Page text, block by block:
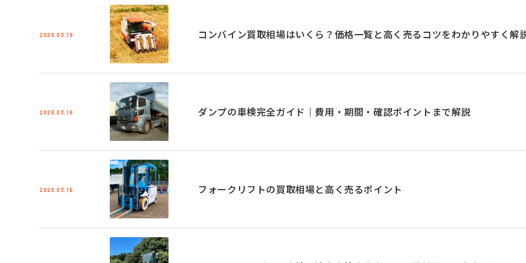
2026.03.19 コンバイン買取相場はいくら？価格一覧と高く売るコツをわかりやすく解
2026.03.16 ダンプの車検完全ガイド｜費用・期間・確認ポイントまで解説
2026.03.16 フォークリフトの買取相場と高く売るポイント